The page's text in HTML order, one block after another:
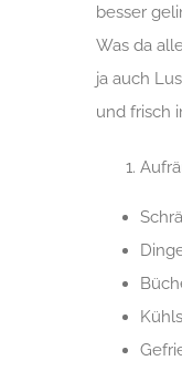
besser
Was da
ja auch
und frisch